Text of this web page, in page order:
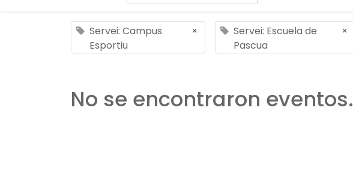
Servei: Campus
Esportiu
×
Servei: Escuela de
Pascua
×
No se encontraron eventos.